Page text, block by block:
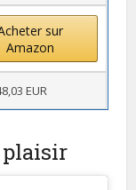
sur
Amazon
EUR
plaisir